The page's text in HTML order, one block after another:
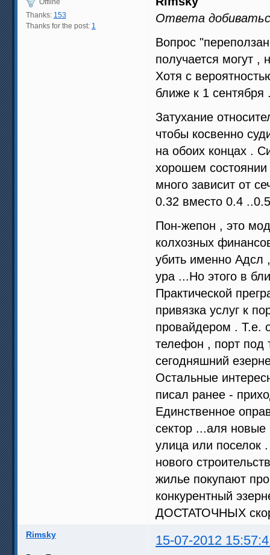
Offline
Thanks: 153
Thanks for the post: 1
Ответа
Вопрос
получается могут ,
Хотя с
ближе к 1 сентября
Затухание
чтобы косвенно
на обоих концах .
хорошем
много зависит от
0.32 вместо 0.4
Пон-жепон , это
колхозных
убить именно Адсл
ура ...Но этого в
Практической
привязка услуг к
провайдером . Т.е.
телефон , порт под
сегодняшний
Остальные
писал ранее -
Единственное
сектор ...аля
улица или поселок
нового
жилье покупают
конкурентный
ДОСТАТОЧНЫХ
Rimsky 15-07-2012